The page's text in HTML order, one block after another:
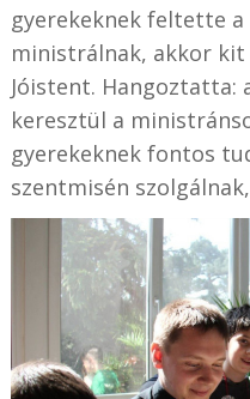
gyerekeknek feltette
ministrálnak, akkor kit
Jóistent. Hangoztatta:
keresztül a
gyerekeknek fontos
szentmisén